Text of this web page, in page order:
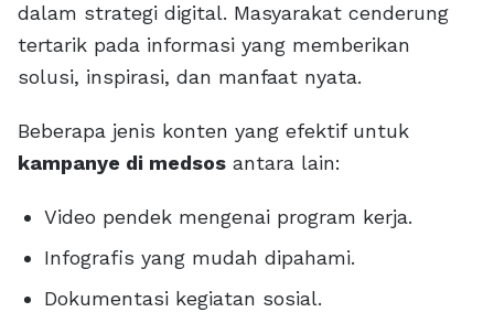
dalam strategi digital. Masyarakat cenderung
tertarik pada informasi yang memberikan
solusi, inspirasi, dan manfaat nyata.
Beberapa jenis konten yang efektif untuk
kampanye di medsos antara lain:
Video pendek mengenai program kerja.
Infografis yang mudah dipahami.
Dokumentasi kegiatan sosial.